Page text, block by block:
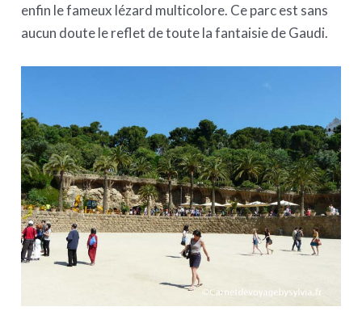
enfin le fameux lézard multicolore. Ce parc est sans
aucun doute le reflet de toute la fantaisie de Gaudi.